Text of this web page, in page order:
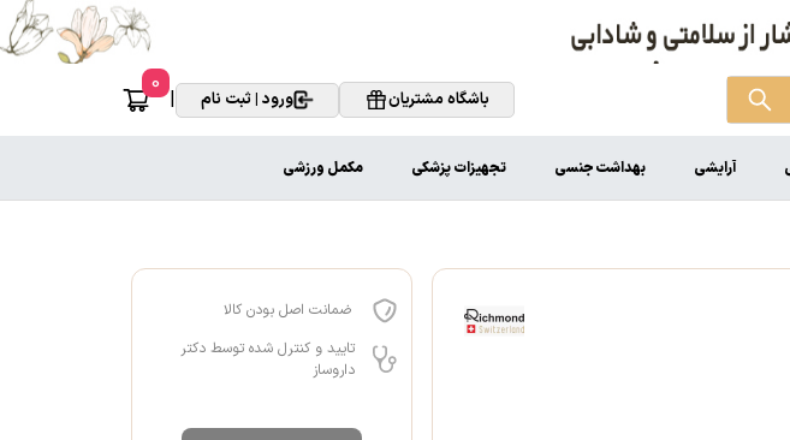
باشگاه مشتریان ورود | ثبت نام |
0
آرایشی بهداشت جنسی تجهیزات پزشکی مکمل ورزشی
ضمانت اصل بودن کالا
تایید و کنترل شده توسط دکتر
داروساز